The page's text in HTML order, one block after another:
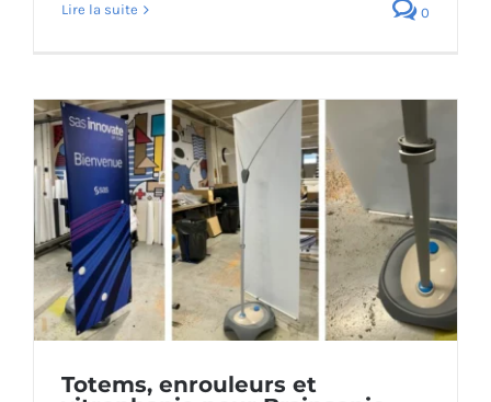
Lire la suite 0
Totems, enrouleurs et